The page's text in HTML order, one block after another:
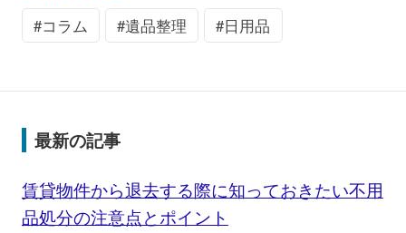
コラム 遺品整理 日用品
最新の記事
賃貸物件から退去する際に知っておきたい不用
品処分の注意点とポイント